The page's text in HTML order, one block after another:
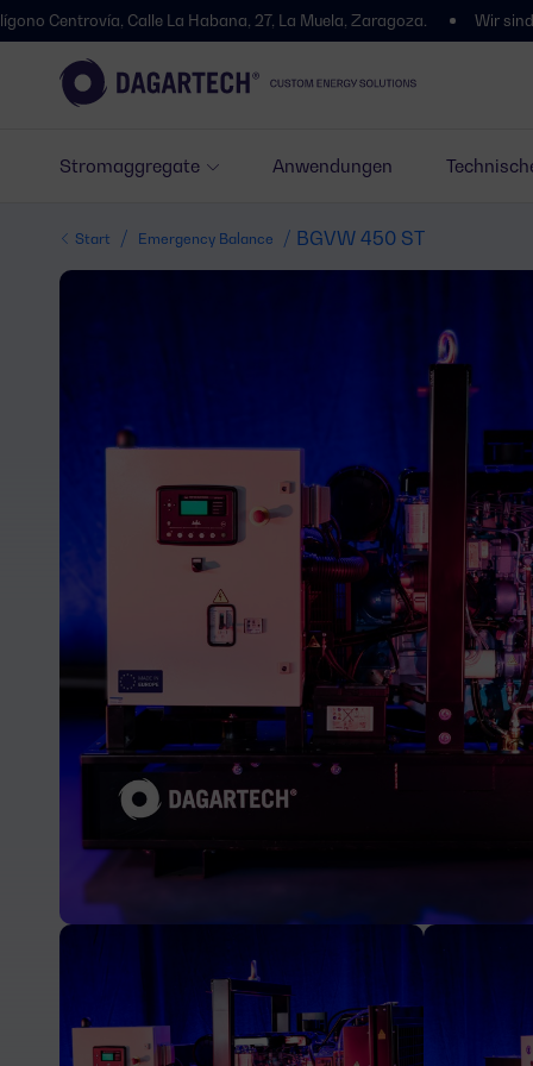
Stromaggregate Anwendungen
Calle La Habana, 27, La Muela, Zaragoza. Wir sind
Start / Emergency Balance / BGVW 450 ST